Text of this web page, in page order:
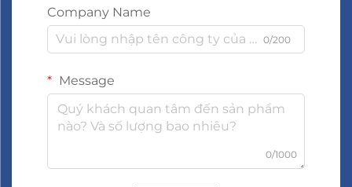
Company Name
0/200
Message
0/1000